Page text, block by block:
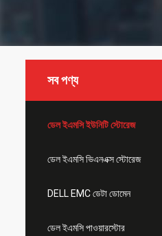
সব পণ্য
ডেল ইএমসি ইউনিটি স্টোরেজ
ডেল ইএমসি ভিএনএক্স স্টোরেজ
DELL EMC ডেটা ডোমেন
ডেল ইএমসি পাওয়ারস্টোর